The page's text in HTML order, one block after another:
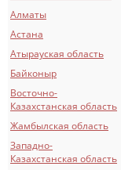
Алматы
Астана
Атырауская область
Байконыр
Восточно-
Казахстанская область
Жамбылская область
Западно-
Казахстанская область